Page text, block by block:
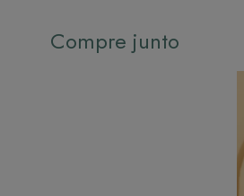
Compre junto